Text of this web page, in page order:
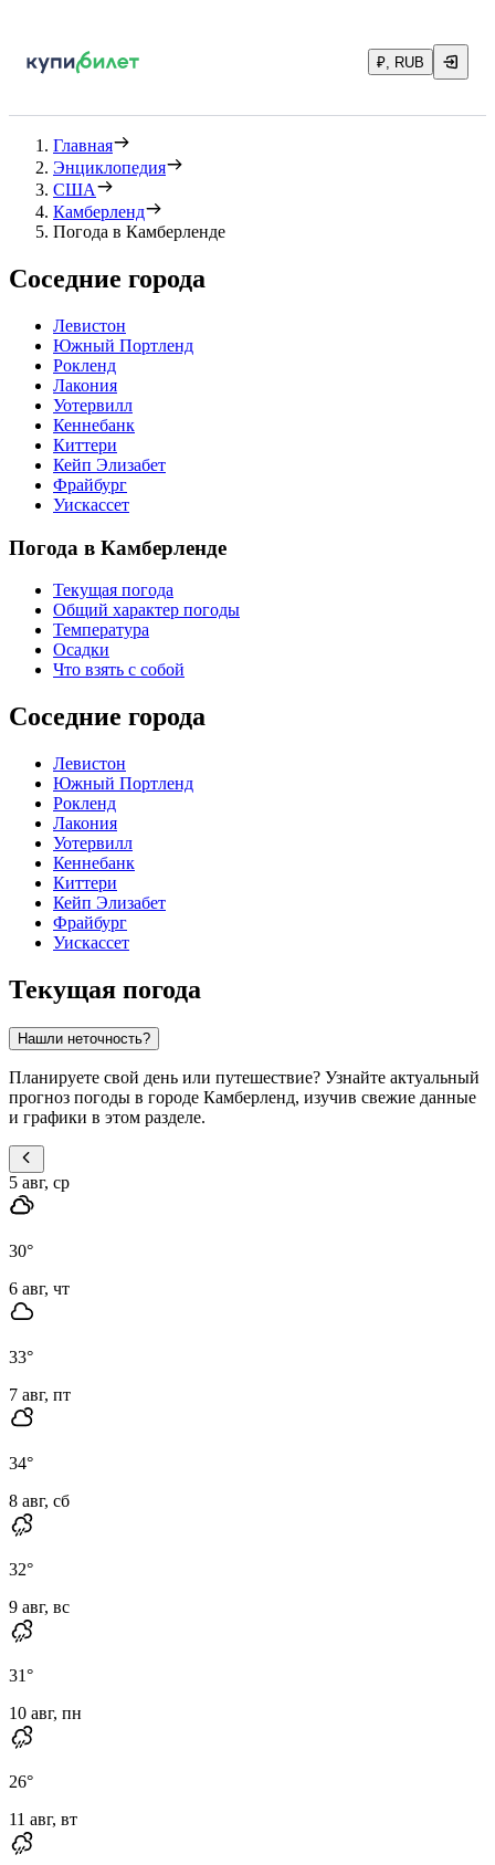
₽, RUB
Главная
Энциклопедия
США
Камберленд
Погода в Камберленде
Соседние города
Левистон
Южный Портленд
Рокленд
Лакония
Уотервилл
Кеннебанк
Киттери
Кейп Элизабет
Фрайбург
Уискассет
Погода в Камберленде
Текущая погода
Общий характер погоды
Температура
Осадки
Что взять с собой
Соседние города
Левистон
Южный Портленд
Рокленд
Лакония
Уотервилл
Кеннебанк
Киттери
Кейп Элизабет
Фрайбург
Уискассет
Текущая погода
Нашли неточность?
Планируете свой день или путешествие? Узнайте актуальный
прогноз погоды в городе Камберленд, изучив свежие данные
и графики в этом разделе.
5 авг, ср
30°
6 авг, чт
33°
7 авг, пт
34°
8 авг, сб
32°
9 авг, вс
31°
10 авг, пн
26°
11 авг, вт